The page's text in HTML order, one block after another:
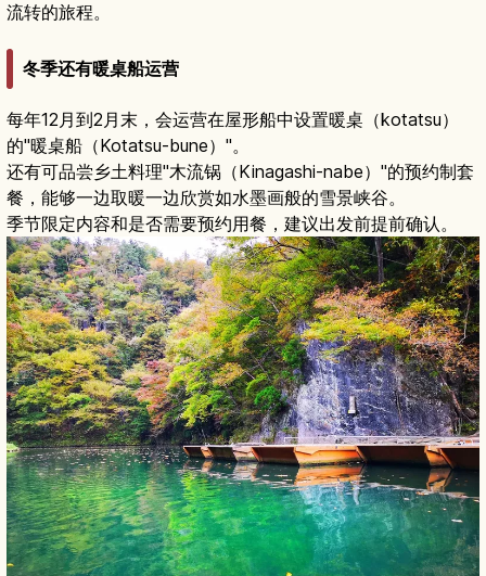
流转的旅程。
冬季还有暖桌船运营
每年12月到2月末，会运营在屋形船中设置暖桌（kotatsu）
的"暖桌船（Kotatsu-bune）"。
还有可品尝乡土料理"木流锅（Kinagashi-nabe）"的预约制套
餐，能够一边取暖一边欣赏如水墨画般的雪景峡谷。
季节限定内容和是否需要预约用餐，建议出发前提前确认。